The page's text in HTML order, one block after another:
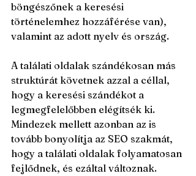
böngészőnek a keresési
történelemhez hozzáférése van),
valamint az adott nyelv és ország.
A találati oldalak szándékosan más
struktúrát követnek azzal a céllal,
hogy a keresési szándékot a
legmegfelelőbben elégítsék ki.
Mindezek mellett azonban az is
tovább bonyolítja az SEO szakmát,
hogy a találati oldalak folyamatosan
fejlődnek, és ezáltal változnak.